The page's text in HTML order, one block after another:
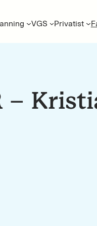
VGS Privatist
–